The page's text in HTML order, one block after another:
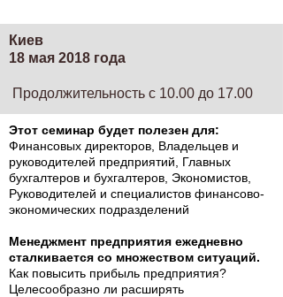
Киев
18 мая 2018 года
Продолжительность с 10.00 до 17.00
Этот семинар будет полезен для:
Финансовых директоров, Владельцев и
руководителей предприятий, Главных
бухгалтеров и бухгалтеров, Экономистов,
Руководителей и специалистов финансово-
экономических подразделений
Менеджмент предприятия ежедневно
сталкивается со множеством ситуаций.
Как повысить прибыль предприятия?
Целесообразно ли расширять